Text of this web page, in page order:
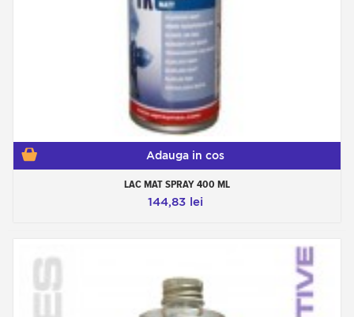
Adauga in cos
LAC MAT SPRAY 400 ML
144,83 lei